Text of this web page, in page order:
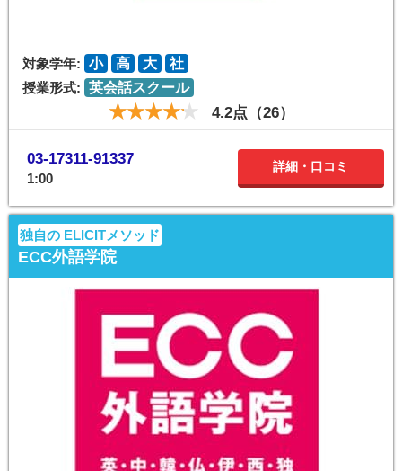
対象学年: 小 高 大
社
授業形式: 英会話スクール
4.2点（26）
03-17311-91337
1:00
詳細・口コミ
独自の ELICITメソッド
ECC外語学院